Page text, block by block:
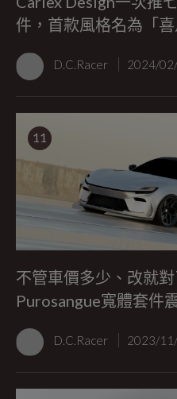
件，首款風格名為「喜
D.C.Racer 2024/
11
不管車價多少、改就
Purosangue寬體套件
D.C.Racer 2023/